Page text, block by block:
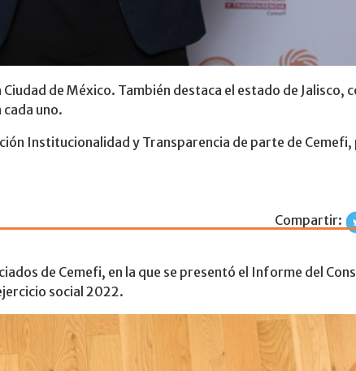
de México. También destaca el estado de Jalisco,
uno.
Institucionalidad y Transparencia de parte de Cemefi,
General Compartir:
de Cemefi, en la que se presentó el Informe del
social 2022.